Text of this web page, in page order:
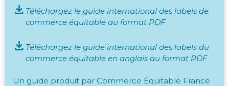
Téléchargez le guide international des labels de
commerce équitable au format PDF
Téléchargez le guide international des labels du
commerce équitable en anglais au format PDF
Un guide produit par Commerce Équitable France